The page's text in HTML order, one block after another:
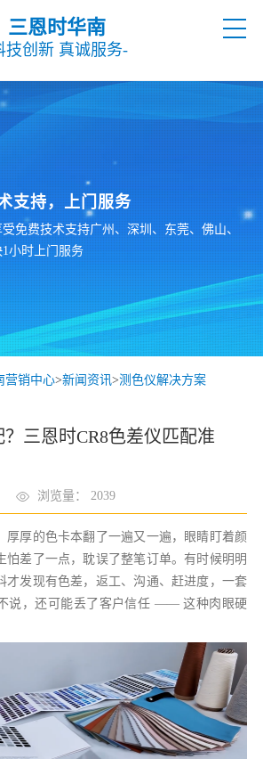
三恩时华南
技创新 真诚服务-
支持，上门服务
免费技术支持广州、深圳、东莞、佛山、
小时上门服务
营销中心>新闻资讯>测色仪解决方案
三恩时CR8色差仪匹配准
浏览量： 2039
厚厚的色卡本翻了一遍又一遍，眼睛盯着颜
怕差了一点，耽误了整笔订单。有时候明明
才发现有色差，返工、沟通、赶进度，一套
说，还可能丢了客户信任 —— 这种肉眼硬